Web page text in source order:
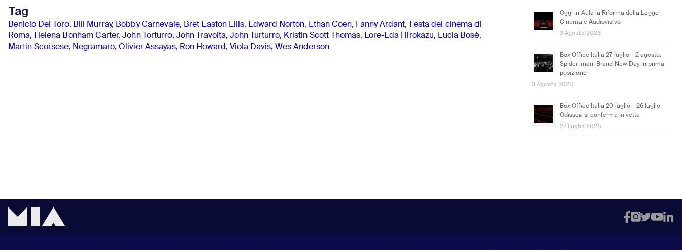
Tag
Benicio Del Toro, Bill Murray, Bobby Carnevale, Bret Easton Ellis, Edward Norton, Ethan Coen, Fanny Ardant, Festa del cinema di
Roma, Helena Bonham Carter, John Torturro, John Travolta, John Turturro, Kristin Scott Thomas, Lore-Eda Hirokazu, Lucia Bosè,
Martin Scorsese, Negramaro, Olivier Assayas, Ron Howard , Viola Davis, Wes Anderson
Oggi in Aula la Riforma della Legge
Cinema e Audiovisivo
3 Agosto 2026
Box Office Italia 27 luglio – 2 agosto.
Spider-man: Brand New Day in prima
posizione
3 Agosto 2026
Box Office Italia 20 luglio – 26 luglio.
Odissea si conferma in vetta
27 Luglio 2026